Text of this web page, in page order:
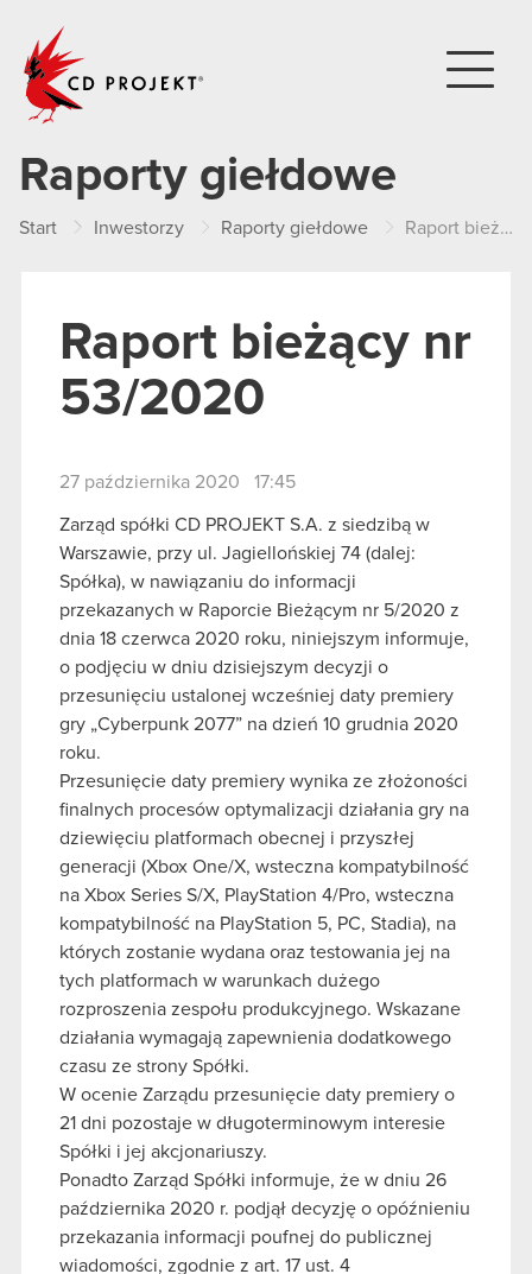
Raporty giełdowe
Start Inwestorzy Raporty giełdowe Raport bieżący nr 53/2020
Raport bieżący nr
53/2020
27 października 2020 17:45
Zarząd spółki CD PROJEKT S.A. z siedzibą w
Warszawie, przy ul. Jagiellońskiej 74 (dalej:
Spółka), w nawiązaniu do informacji
przekazanych w Raporcie Bieżącym nr 5/2020 z
dnia 18 czerwca 2020 roku, niniejszym informuje,
o podjęciu w dniu dzisiejszym decyzji o
przesunięciu ustalonej wcześniej daty premiery
gry „Cyberpunk 2077” na dzień 10 grudnia 2020
roku.
Przesunięcie daty premiery wynika ze złożoności
finalnych procesów optymalizacji działania gry na
dziewięciu platformach obecnej i przyszłej
generacji (Xbox One/X, wsteczna kompatybilność
na Xbox Series S/X, PlayStation 4/Pro, wsteczna
kompatybilność na PlayStation 5, PC, Stadia), na
których zostanie wydana oraz testowania jej na
tych platformach w warunkach dużego
rozproszenia zespołu produkcyjnego. Wskazane
działania wymagają zapewnienia dodatkowego
czasu ze strony Spółki.
W ocenie Zarządu przesunięcie daty premiery o
21 dni pozostaje w długoterminowym interesie
Spółki i jej akcjonariuszy.
Ponadto Zarząd Spółki informuje, że w dniu 26
października 2020 r. podjął decyzję o opóźnieniu
przekazania informacji poufnej do publicznej
wiadomości, zgodnie z art. 17 ust. 4